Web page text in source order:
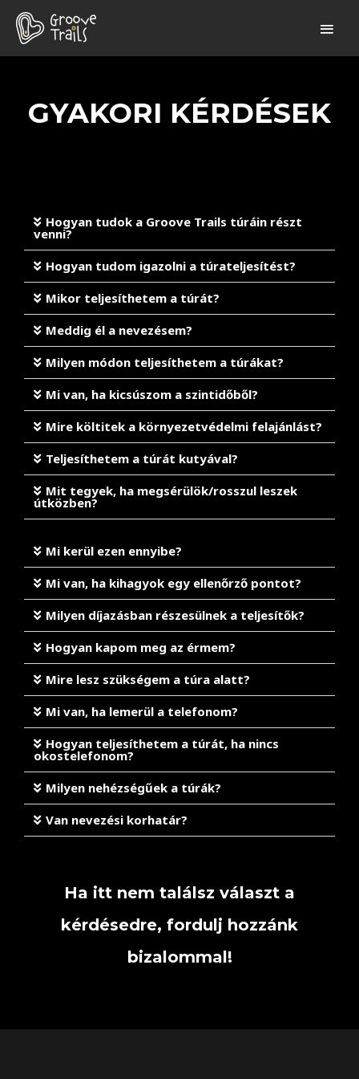
GYAKORI KÉRDÉSEK
Hogyan tudok a Groove Trails túráin részt
venni?
Hogyan tudom igazolni a túrateljesítést?
Mikor teljesíthetem a túrát?
Meddig él a nevezésem?
Milyen módon teljesíthetem a túrákat?
Mi van, ha kicsúszom a szintidőből?
Mire költitek a környezetvédelmi felajánlást?
Teljesíthetem a túrát kutyával?
Mit tegyek, ha megsérülök/rosszul leszek
útközben?
Mi kerül ezen ennyibe?
Mi van, ha kihagyok egy ellenőrző pontot?
Milyen díjazásban részesülnek a teljesítők?
Hogyan kapom meg az érmem?
Mire lesz szükségem a túra alatt?
Mi van, ha lemerül a telefonom?
Hogyan teljesíthetem a túrát, ha nincs
okostelefonom?
Milyen nehézségűek a túrák?
Van nevezési korhatár?
Ha itt nem találsz választ a
kérdésedre, fordulj hozzánk
bizalommal!